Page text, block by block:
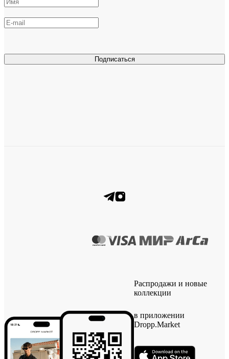
Подписаться
Распродажи и новые
коллекции
в приложении
Dropp.Market